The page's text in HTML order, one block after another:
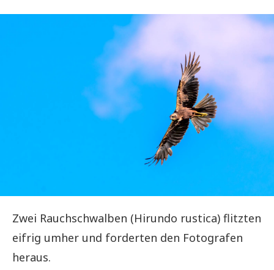
Zwei Rauchschwalben (Hirundo rustica) flitzten
eifrig umher und forderten den Fotografen
heraus.